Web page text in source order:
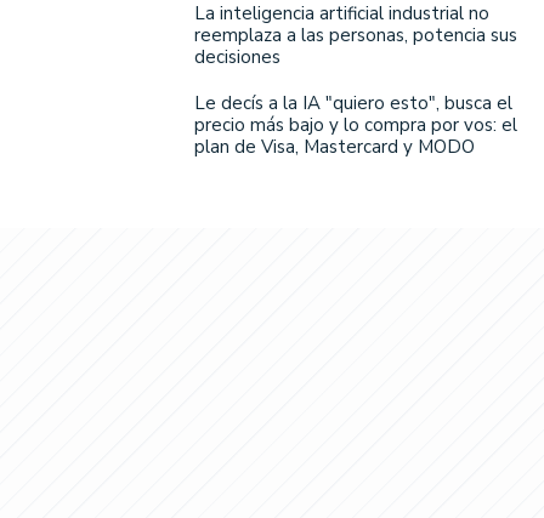
La inteligencia artificial industrial no
reemplaza a las personas, potencia sus
decisiones
Le decís a la IA "quiero esto", busca el
precio más bajo y lo compra por vos: el
plan de Visa, Mastercard y MODO